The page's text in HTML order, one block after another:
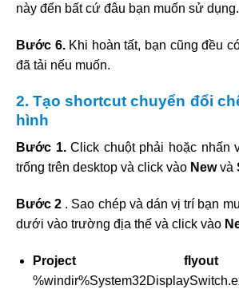
này đến bất cứ đâu bạn muốn sử dụng.
Bước 6. Khi hoàn tất, bạn cũng đều
đã tải nếu muốn.
2. Tạo shortcut chuyển đổi
hình
Bước 1.Click chuột phải hoặc nhấn
trống trên desktop và click vào Newvà
Bước 2 . Sao chép và dán vị trí bạn
dưới vào trường địa thế và click vào
Project